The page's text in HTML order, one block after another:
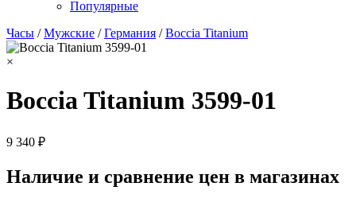
Популярные
Часы /Мужские /Германия /Boccia Titanium
×
Boccia Titanium 3599-01
9 340 ₽
Наличие и сравнение цен в магазинах